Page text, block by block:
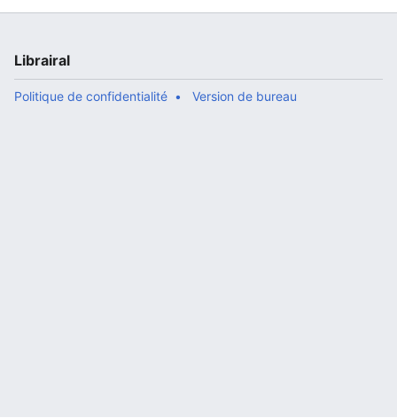
Librairal
Politique de confidentialité Version de bureau